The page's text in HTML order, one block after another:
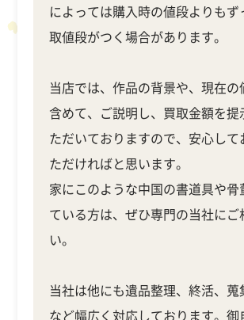
によっては購入時の値段よりもず
取値段がつく場合があります。
当店では、作品の背景や、現在の
含めて、ご説明し、買取金額を提
ただいておりますので、安心して
ただければと思います。
家にこのような中国の書道具や骨
ている方は、ぜひ専門の当社にご
い。
当社は他にも遺品整理、終活、蒐
など幅広く対応しております。御